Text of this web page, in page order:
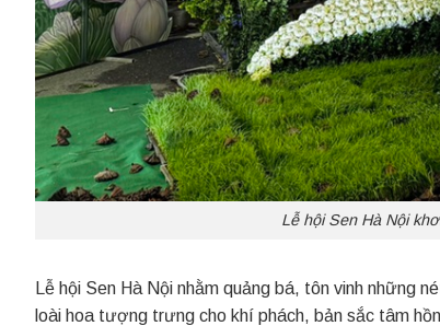
Lễ hội Sen Hà Nội
Lễ hội Sen Hà Nội nhằm quảng bá, tôn vinh những
loài hoa tượng trưng cho khí phách, bản sắc tâm